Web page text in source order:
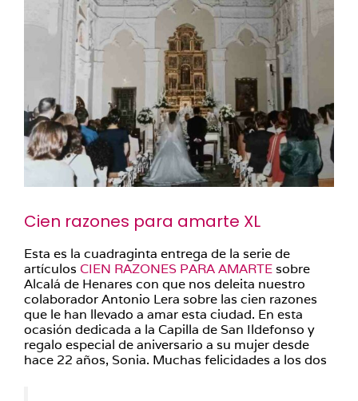
Cien razones para amarte XL
Esta es la cuadraginta entrega de la serie de
artículos CIEN RAZONES PARA AMARTEsobre
Alcalá de Henares con que nos deleita nuestro
colaborador Antonio Lera sobre las cien razones
que le han llevado a amar esta ciudad. En esta
ocasión dedicada a la Capilla de San Ildefonso y
regalo especial de aniversario a su mujer desde
hace 22 años, Sonia. Muchas felicidades a los dos